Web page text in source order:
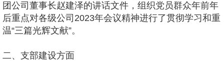
团公司董事长赵建泽的讲话文件，组织党员群众年前年
后重点对各级公司2023年会议精神进行了贯彻学习和重
温“三篇光辉文献”。
二、支部建设方面